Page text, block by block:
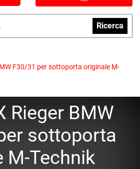
Ricerca
F30/31 per sottoporta originale M-
Rieger BMW
sottoporta
M-Technik